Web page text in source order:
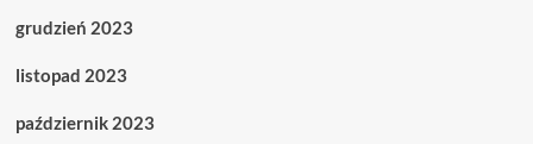
grudzień 2023
listopad 2023
październik 2023